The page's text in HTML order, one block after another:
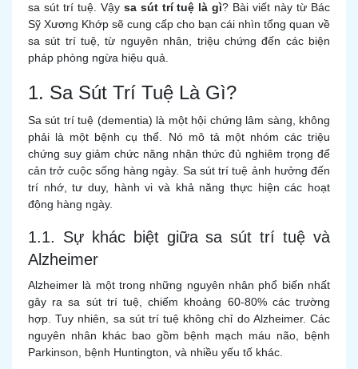
sa sút trí tuệ. Vậy sa sút trí tuệ là gì? Bài viết này từ Bác
Sỹ Xương Khớp sẽ cung cấp cho bạn cái nhìn tổng quan về
sa sút trí tuệ, từ nguyên nhân, triệu chứng đến các biện
pháp phòng ngừa hiệu quả.
1. Sa Sút Trí Tuệ Là Gì?
Sa sút trí tuệ (dementia) là một hội chứng lâm sàng, không
phải là một bệnh cụ thể. Nó mô tả một nhóm các triệu
chứng suy giảm chức năng nhận thức đủ nghiêm trọng để
cản trở cuộc sống hàng ngày. Sa sút trí tuệ ảnh hưởng đến
trí nhớ, tư duy, hành vi và khả năng thực hiện các hoạt
động hàng ngày.
1.1. Sự khác biệt giữa sa sút trí tuệ và
Alzheimer
Alzheimer là một trong những nguyên nhân phổ biến nhất
gây ra sa sút trí tuệ, chiếm khoảng 60-80% các trường
hợp. Tuy nhiên, sa sút trí tuệ không chỉ do Alzheimer. Các
nguyên nhân khác bao gồm bệnh mạch máu não, bệnh
Parkinson, bệnh Huntington, và nhiều yếu tố khác.